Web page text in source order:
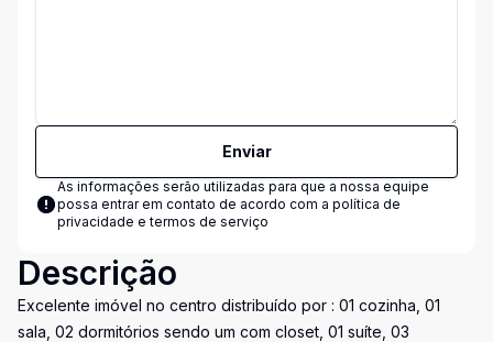
Enviar
As informações serão utilizadas para que a nossa equipe
possa entrar em contato de acordo com a política de
privacidade e termos de serviço
Descrição
Excelente imóvel no centro distribuído por : 01 cozinha, 01
sala, 02 dormitórios sendo um com closet, 01 suíte, 03